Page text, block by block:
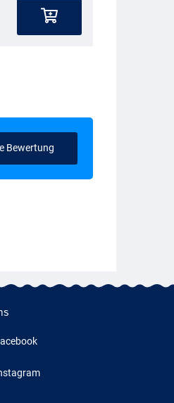
Bewertung